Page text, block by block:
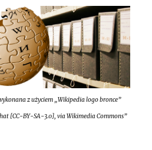
z użyciem „Wikipedia logo bronce”
[CC-BY-SA-3.0], via Wikimedia Commons”